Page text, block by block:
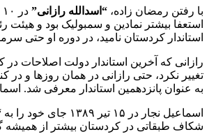
با رفتن رمضان زاده، “اسدالله رازانی”
استعفا بیشتر نمادین و سمبولیک بود و
استاندار کردستان نامید، در دوره او حتی
تغییر نکرد، حتی رازانی در همان روزها و در
به عنوان پانزدهمین استاندار معرفی شد.
اسماعیل نجار در ۱۵ تیر ۱۳۸۹ جای خود را به
شکاف طبقاتی در کردستان بیشتر از همیشه